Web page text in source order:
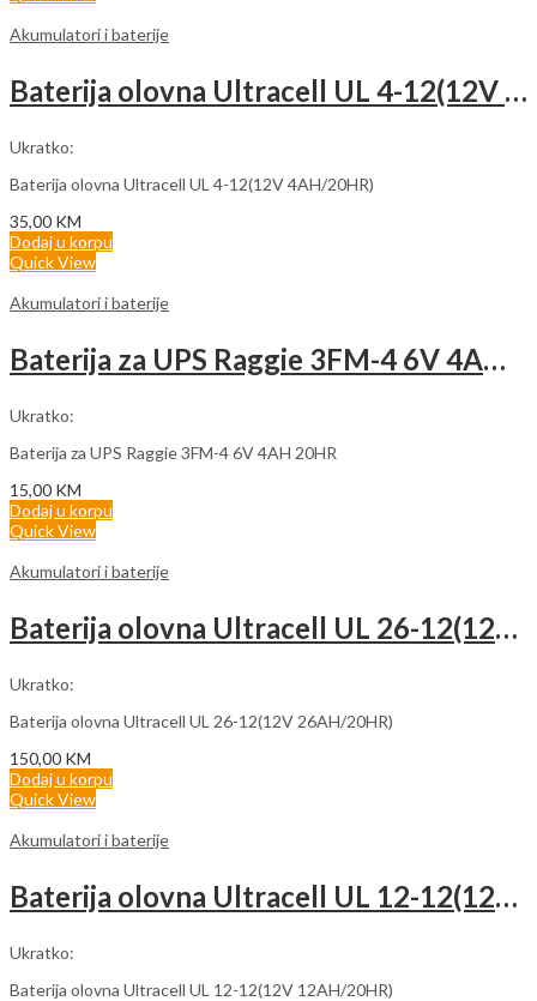
Akumulatori i baterije
Baterija olovna Ultracell UL 4-12(12V 4AH/20HR)
Ukratko:
Baterija olovna Ultracell UL 4-12(12V 4AH/20HR)
35,00 KM
Dodaj u korpu
Quick View
Akumulatori i baterije
Baterija za UPS Raggie 3FM-4 6V 4AH 20HR
Ukratko:
Baterija za UPS Raggie 3FM-4 6V 4AH 20HR
15,00 KM
Dodaj u korpu
Quick View
Akumulatori i baterije
Baterija olovna Ultracell UL 26-12(12V 26AH/20HR)
Ukratko:
Baterija olovna Ultracell UL 26-12(12V 26AH/20HR)
150,00 KM
Dodaj u korpu
Quick View
Akumulatori i baterije
Baterija olovna Ultracell UL 12-12(12V 12AH/20HR)
Ukratko:
Baterija olovna Ultracell UL 12-12(12V 12AH/20HR)